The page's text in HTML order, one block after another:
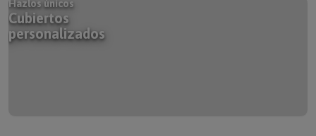
Cubiertos
personalizados